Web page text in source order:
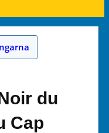
du
Cap